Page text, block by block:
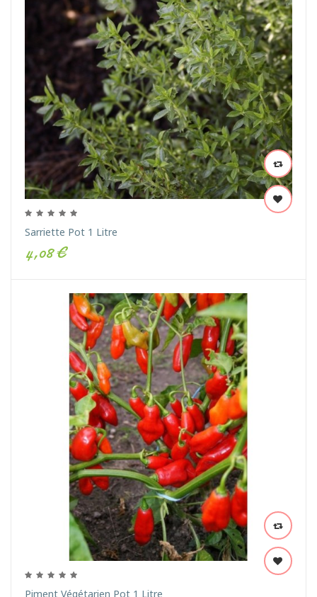
Sarriette Pot 1 Litre
4,08 €
Piment Végétarien Pot 1 Litre